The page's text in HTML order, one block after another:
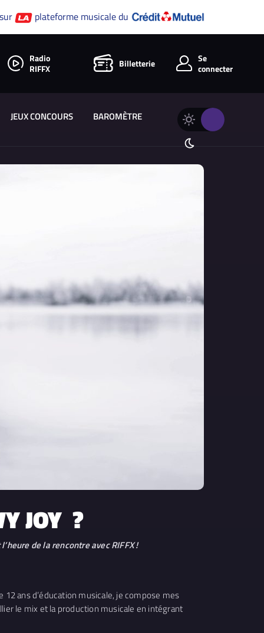
plateforme musicale du
Radio
RIFFX
Billetterie
Se
connecter
JEUX CONCOURS BAROMÈTRE
Changer
thème
Thème
sombre
JOY ?
de la rencontre avec RIFFX !
12 ans d’éducation musicale, je compose mes
le mix et la production musicale en intégrant